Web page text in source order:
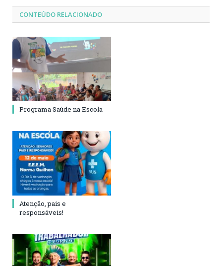
CONTEÚDO RELACIONADO
Programa Saúde na Escola
Atenção, pais e
responsáveis!